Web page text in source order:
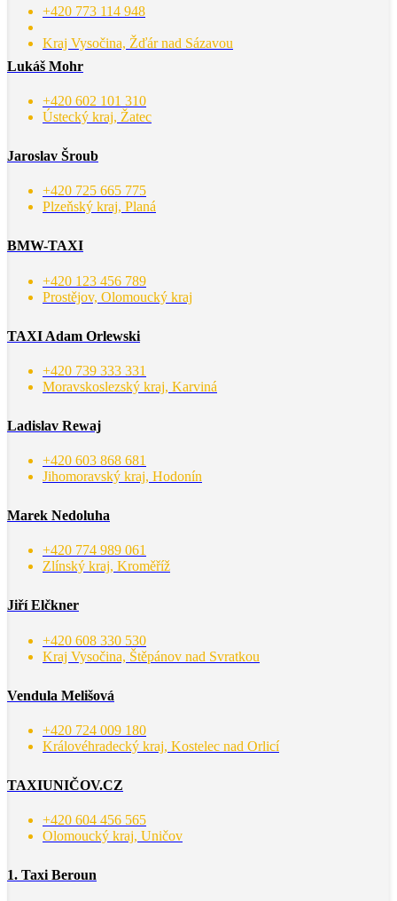
+420 773 114 948
Kraj Vysočina, Žďár nad Sázavou
Lukáš Mohr
+420 602 101 310
Ústecký kraj, Žatec
Jaroslav Šroub
+420 725 665 775
Plzeňský kraj, Planá
BMW-TAXI
+420 123 456 789
Prostějov, Olomoucký kraj
TAXI Adam Orlewski
+420 739 333 331
Moravskoslezský kraj, Karviná
Ladislav Rewaj
+420 603 868 681
Jihomoravský kraj, Hodonín
Marek Nedoluha
+420 774 989 061
Zlínský kraj, Kroměříž
Jiří Elčkner
+420 608 330 530
Kraj Vysočina, Štěpánov nad Svratkou
Vendula Melišová
+420 724 009 180
Královéhradecký kraj, Kostelec nad Orlicí
TAXIUNIČOV.CZ
+420 604 456 565
Olomoucký kraj, Uničov
1. Taxi Beroun